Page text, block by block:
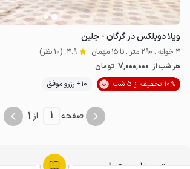
ویلا دوبلکس در گرگان - جلین
4 خوابه . 290 متر . تا 15 مهمان 4.9 (10 نظر)
هر شب از 7٬000٬000 تومان
10% تخفیف از 5 شب
10+ رزرو موفق
صفحه 1 از 1